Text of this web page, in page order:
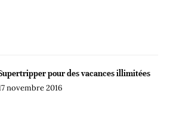
pour des vacances illimitées
novembre 2016